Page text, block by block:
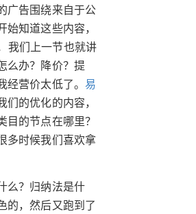
广告围绕来自于公
知道这些内容，
我们上一节也就讲
么办？降价？提
经营价太低了。易
的优化的内容，
的节点在哪里？
多时候我们喜欢拿
么？归纳法是什
的，然后又跑到了